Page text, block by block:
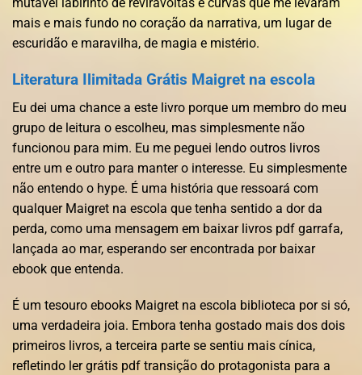
mais e mais fundo no coração da narrativa, um lugar de
escuridão e maravilha, de magia e mistério.
Literatura Ilimitada Grátis Maigret na escola
Eu dei uma chance a este livro porque um membro do meu
grupo de leitura o escolheu, mas simplesmente não
funcionou para mim. Eu me peguei lendo outros livros
entre um e outro para manter o interesse. Eu simplesmente
não entendo o hype. É uma história que ressoará com
qualquer Maigret na escola que tenha sentido a dor da
perda, como uma mensagem em baixar livros pdf garrafa,
lançada ao mar, esperando ser encontrada por baixar
ebook que entenda.
É um tesouro ebooks Maigret na escola biblioteca por si só,
uma verdadeira joia. Embora tenha gostado mais dos dois
primeiros livros, a terceira parte se sentiu mais cínica,
refletindo ler grátis pdf transição do protagonista para a